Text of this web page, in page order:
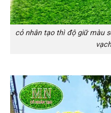
cỏ nhân tạo thì độ giữ màu